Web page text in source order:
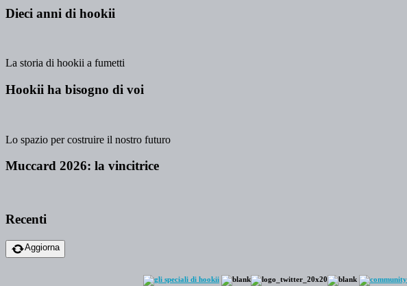
Dieci anni di hookii
La storia di hookii a fumetti
Hookii ha bisogno di voi
Lo spazio per costruire il nostro futuro
Muccard 2026: la vincitrice
Recenti
Aggiorna